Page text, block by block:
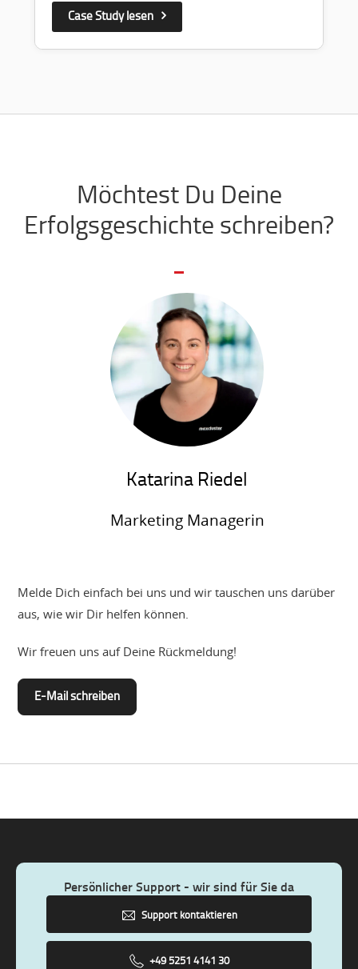
Case Study lesen
Möchtest Du Deine
Erfolgsgeschichte schreiben?
Katarina Riedel
Marketing Managerin
Melde Dich einfach bei uns und wir tauschen uns darüber
aus, wie wir Dir helfen können.
Wir freuen uns auf Deine Rückmeldung!
E-Mail schreiben
Persönlicher Support - wir sind für Sie da
Support kontaktieren
+49 5251 4141 30